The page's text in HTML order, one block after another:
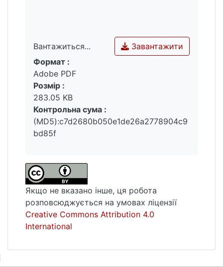
Вантажиться...
Вантажиться...
Завантажити
Формат :
Adobe PDF
Розмір :
283.05 KB
Контрольна сума :
(MD5):c7d2680b050e1de26a2778904c9
bd85f
Якщо не вказано інше, ця робота
розповсюджується на умовах ліцензії
Creative Commons Attribution 4.0
International